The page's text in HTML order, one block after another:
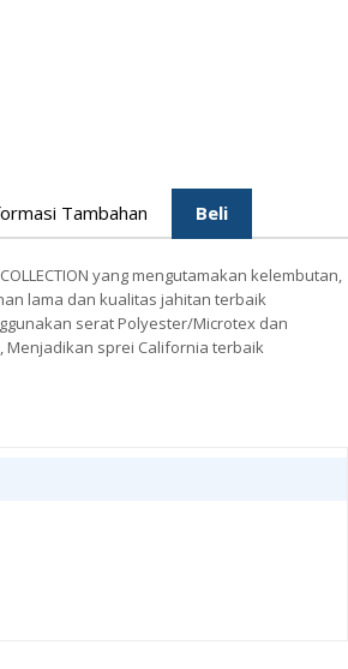
Tambahan Beli
yang mengutamakan kelembutan,
lama dan kualitas jahitan terbaik
serat Polyester/Microtex dan
Menjadikan sprei California terbaik